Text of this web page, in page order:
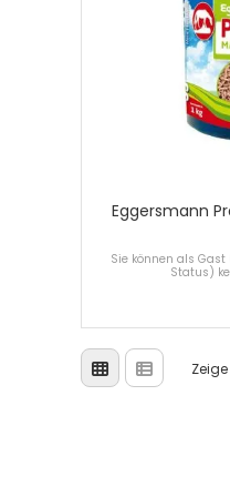
Eggersmann
Sie können als
Status)
Zeige